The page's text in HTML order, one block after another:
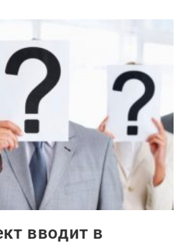
вводит в